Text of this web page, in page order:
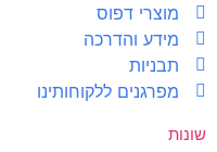
מוצרי דפוס
מידע והדרכה
תבניות
מפרגנים ללקוחותינו
שונות